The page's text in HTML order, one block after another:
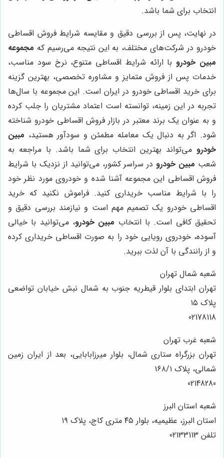
انتخاب برای شما باشد.
در نهایت، پس از بررسی دقیق و مقایسه شرایط فروش اقساطی
خودرو در شرکت‌های مختلف، به این نتیجه می‌رسیم که مجموعه
مبین خودروبا ارائه شرایط اقساطی متنوع، نرخ سود مناسب،
خدمات پس از فروش متمایز و مشاوره تخصصی، بهترین گزینه
برای خرید اقساطی خودرو در ایران است. این مجموعه با سال‌ها
تجربه در این زمینه، توانسته است اعتماد مشتریان را جلب کرده
و به عنوان یک برند معتبر در بازار فروش اقساطی خودرو شناخته
شود. اگر به دنبال یک معامله مطمئن و سودآور هستید، مبین
خودرو می‌تواند بهترین انتخاب برای شما باشد. با مراجعه به
شعب مبین خودرودر سراسر کشور، می‌توانید از نزدیک با شرایط
فروش اقساطی این مجموعه آشنا شده و خودروی مورد نظر خود
را با شرایط مناسب خریداری کنید. فراموش نکنید که خرید
اقساطی خودرو یک تصمیم مهم است و نیازمند بررسی دقیق و
تحقیق کافی است. با انتخاب مبین خودرو، می‌توانید با خیالی
آسوده، خودروی رویایی خود را به صورت اقساطی خریداری کرده
و از رانندگی با آن لذت ببرید.
شعبه شمال تهران
تهران ابتدای بلوار قیطریه جنوب به شمال نبش خیابان تواضعی
پلاک ۱۵
02178118
شعبه غرب تهران
تهران بزرگراه ستاری شمال، بلوار میرزابابایی، بعد از ایران زمین
شمالی، پلاک ۱۶۸/۱
02148280
شعبه استان البرز
استان البرز، عظیمیه، بلوار ۴۵ متری کاج، پلاک ۱۹
تلفن 02133113